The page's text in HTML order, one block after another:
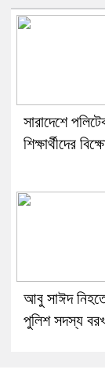
সারাদেশে
শিক্ষার্থীদের
আবু সাঈদ
পুলিশ সদস্য